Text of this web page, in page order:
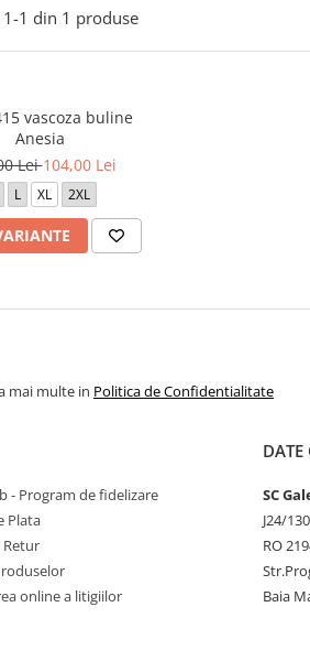
1-1 din 1 produse
vascoza buline
Anesia
Lei104,00 Lei
L XL 2XL
mai multe in Politica de Confidentialitate
- Program de fidelizare
Plata
Retur
online a litigiilor
DATE
SC
J24/
RO
Baia